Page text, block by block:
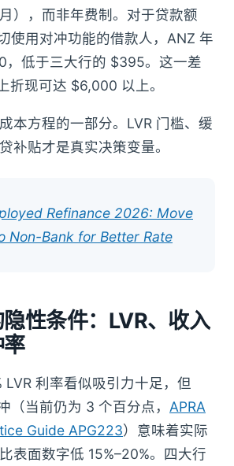
），而非年费制。对于贷款额
使用对冲功能的借款人，ANZ 年
，低于三大行的 $395。这一差
折现可达 $6,000 以上。
本方程的一部分。LVR 门槛、缓
补贴才是真实决策变量。
Refinance 2026: Move
Non-Bank for Better Rate
性条件：LVR、收入
LVR 利率看似吸引力十足，但
（当前仍为 3 个百分点， APRA
Guide APG223）意味着实际
表面数字低 15%–20%。四大行